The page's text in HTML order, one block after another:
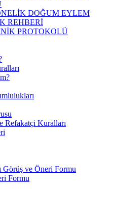
DOĞUM EYLEM
REHBERİ
PROTOKOLÜ
Refakatçi Kuralları
Görüş ve Öneri Formu
Formu